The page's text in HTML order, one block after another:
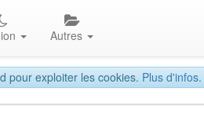
pour exploiter les cookies. Plus d'infos.
Autres